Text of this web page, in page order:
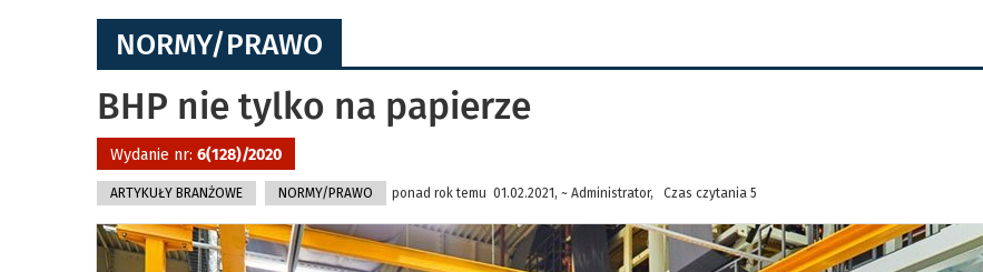
NORMY/PRAWO
BHP nie tylko na papierze
Wydanie nr: 6(128)/2020
ARTYKUŁY BRANŻOWE NORMY/PRAWO ponad rok temu 01.02.2021, ~ Administrator, Czas czytania 5